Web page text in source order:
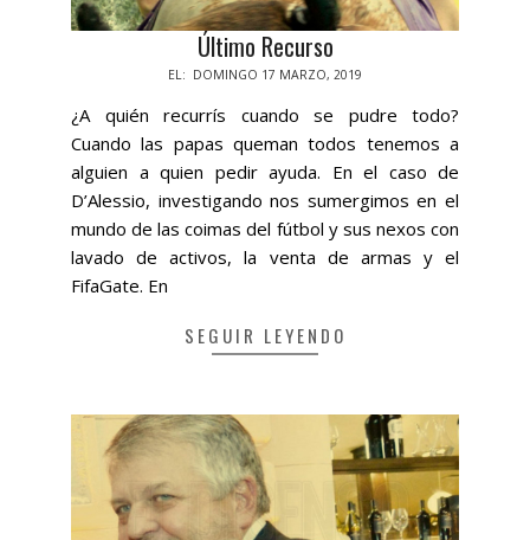
Último Recurso
17
EL: DOMINGO 17 MARZO, 2019
¿A quién recurrís cuando se pudre todo?
Cuando las papas queman todos tenemos a
alguien a quien pedir ayuda. En el caso de
D’Alessio, investigando nos sumergimos en el
mundo de las coimas del fútbol y sus nexos con
lavado de activos, la venta de armas y el
FifaGate. En
SEGUIR LEYENDO